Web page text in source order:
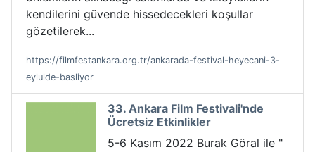
kendilerini güvende hissedecekleri koşullar
gözetilerek...
https://filmfestankara.org.tr/ankarada-festival-heyecani-3-
eylulde-basliyor
33. Ankara Film Festivali'nde
Ücretsiz Etkinlikler
5-6 Kasım 2022 Burak Göral ile "